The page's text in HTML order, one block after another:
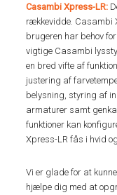
Casambi Xpress-LR:
rækkevidde. Casambi
brugeren har behov
vigtige Casambi
en bred vifte af
justering af
belysning, styring af
armaturer samt
funktioner kan
Xpress-LR fås i hvid
Vi er glade for at
hjælpe dig med at